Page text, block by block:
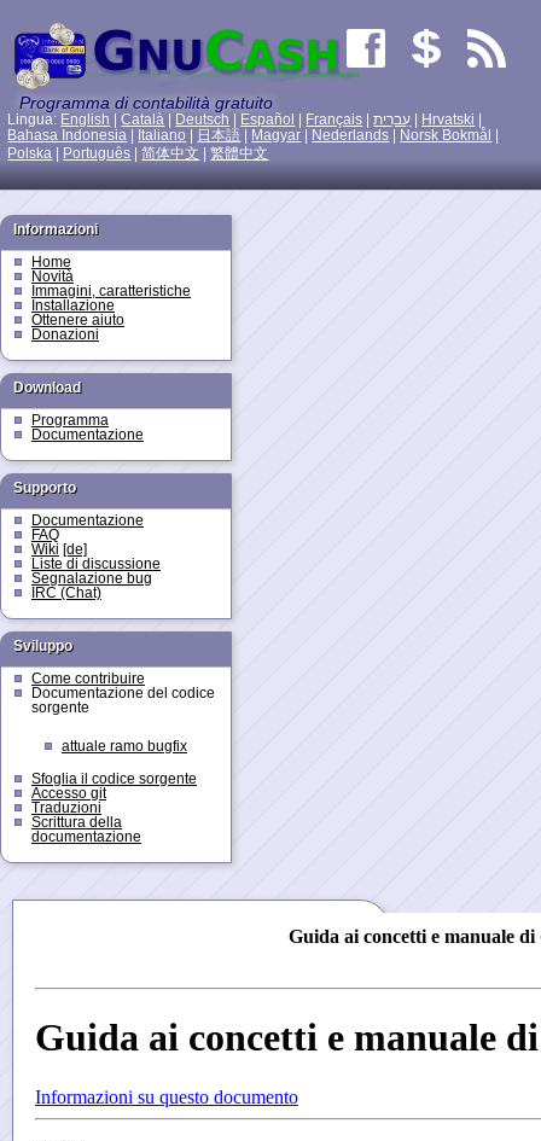
Programma di contabilità gratuito
Lingua: English |Català Deutsch Español Français |עִברִית Hrvatski
Bahasa Indonesia
Italiano 日本語 Magyar Nederlands Norsk Bokmål
Polska
Português |简体中文 |繁體中文
Informazioni
Home
Novità
Immagini, caratteristiche
Installazione
Ottenere aiuto
Donazioni
Download
Programma
Documentazione
Supporto
Documentazione
FAQ
Wiki [de]
Liste di discussione
Segnalazione bug
IRC (Chat)
Sviluppo
Come contribuire
Documentazione del codice
sorgente
attuale ramo bugfix
Sfoglia il codice sorgente
Accesso git
Traduzioni
Scrittura della
documentazione